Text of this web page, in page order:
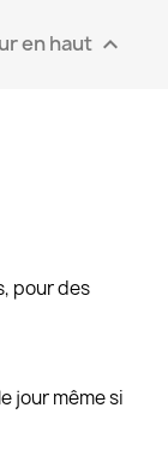
en haut 
pour des
jour même si